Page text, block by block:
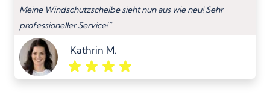
Meine Windschutzscheibe sieht nun aus wie neu! Sehr
professioneller Service!”
Kathrin M.